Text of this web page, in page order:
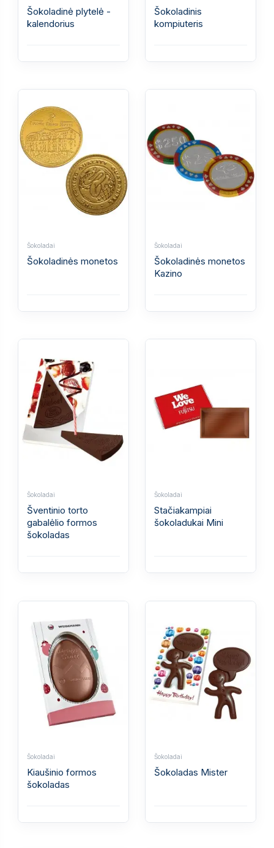
Šokoladinė plytelė -
kalendorius
Šokoladinis
kompiuteris
Šokoladai
Šokoladinės monetos
Šokoladai
Šokoladinės monetos
Kazino
Šokoladai
Šventinio torto
gabalėlio formos
šokoladas
Šokoladai
Stačiakampiai
šokoladukai Mini
Šokoladai
Kiaušinio formos
šokoladas
Šokoladai
Šokoladas Mister